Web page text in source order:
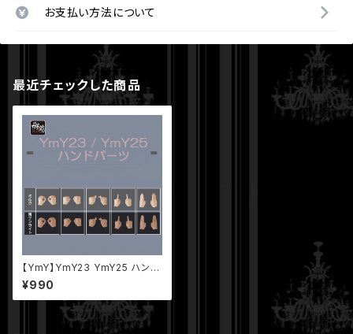
お支払い方法について
最近チェックした商品
【YmY】YmY23 YmY25 ハンド
パーツ セット ミルク 薄サンライ
ト
¥990